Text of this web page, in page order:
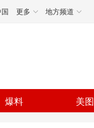
更多 地方频道
爆料 美图